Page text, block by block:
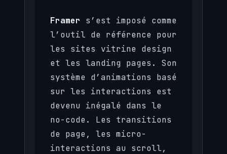
Framer s’est imposé comme
l’outil de référence pour
les sites vitrine design
et les landing pages. Son
système d’animations basé
sur les interactions est
devenu inégalé dans le
no-code. Les transitions
de page, les micro-
interactions au scroll,